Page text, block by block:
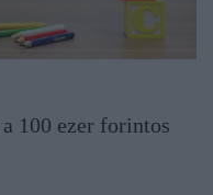
100 ezer forintos